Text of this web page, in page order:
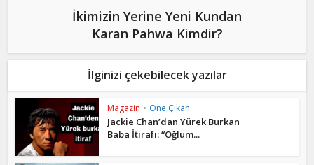
İkimizin Yerine Yeni Kundan
Karan Pahwa Kimdir?
İlginizi çekebilecek yazılar
Magazin • Öne Çıkan
Jackie Chan’dan Yürek Burkan
Baba İtirafı: “Oğlum...